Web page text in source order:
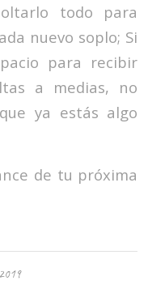
todo para
nuevo soplo; Si
para recibir
a medias, no
ya estás algo
de tu próxima